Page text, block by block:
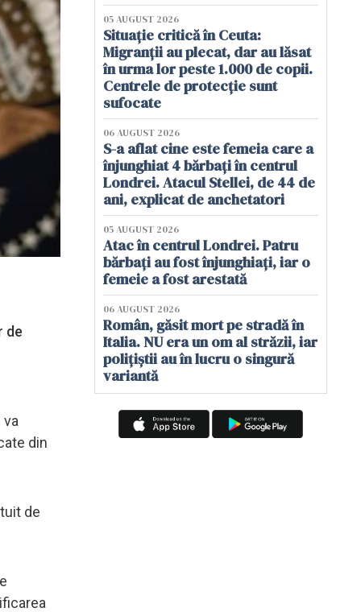
de
din
de
05 AUGUST 2026
Situație critică în Ceuta:
Migranții au plecat, dar au lăsat
în urma lor peste 1.000 de copii.
Centrele de protecție sunt
sufocate
06 AUGUST 2026
S-a aflat cine este femeia care a
înjunghiat 4 bărbați în centrul
Londrei. Atacul Stellei, de 44 de
ani, explicat de anchetatori
05 AUGUST 2026
Atac în centrul Londrei. Patru
bărbați au fost înjunghiați, iar o
femeie a fost arestată
06 AUGUST 2026
Român, găsit mort pe stradă în
Italia. NU era un om al străzii, iar
polițiștii au în lucru o singură
variantă